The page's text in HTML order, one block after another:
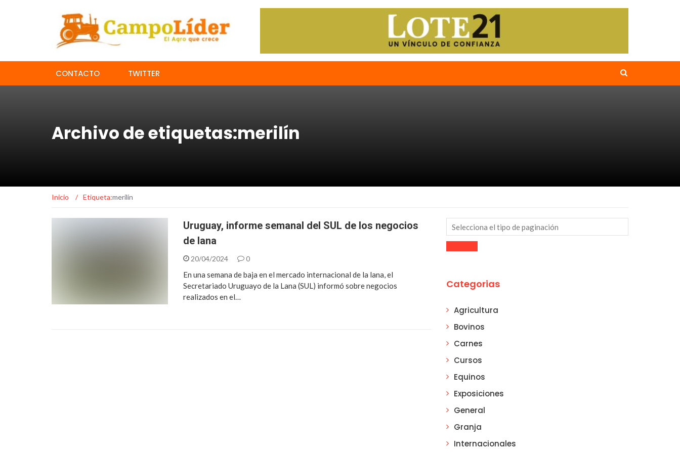
CONTACTO TWITTER
Archivo de etiquetas:merilín
Inicio / Etiqueta:merilín
Uruguay, informe semanal del SUL de los negocios
de lana
20/04/2024 0
En una semana de baja en el mercado internacional de la lana, el
Secretariado Uruguayo de la Lana (SUL) informó sobre negocios
realizados en el…
Categorias
Agricultura
Bovinos
Carnes
Cursos
Equinos
Exposiciones
General
Granja
Internacionales